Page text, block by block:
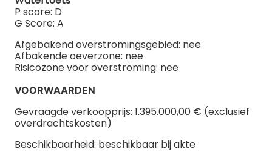
P score: D
G Score: A
Afgebakend overstromingsgebied: nee
Afbakende oeverzone: nee
Risicozone voor overstroming: nee
VOORWAARDEN
Gevraagde verkoopprijs: 1.395.000,00 € (exclusief
overdrachtskosten)
Beschikbaarheid: beschikbaar bij akte